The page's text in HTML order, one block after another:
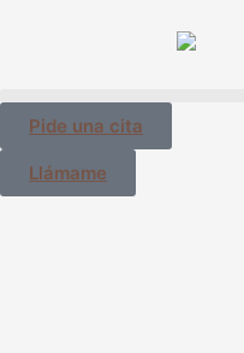
Pide una cita
Llámame